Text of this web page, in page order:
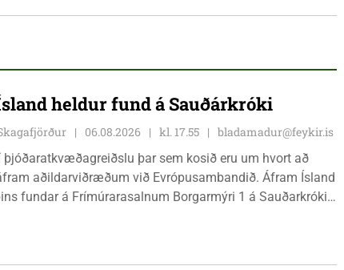
heldur fund á Sauðárkróki
06.08.2026 kl. 17.55
bladamadur@feykir.is
þjóðaratkvæðagreiðslu þar sem kosið eru um hvort að
aðildarviðræðum við Evrópusambandið. Áfram Ísland
fundar á Frímúrarasalnum Borgarmýri 1 á Sauðarkróki,
8. ágúst kl. 17:30. Fundurinn er öllum opinn en skráning